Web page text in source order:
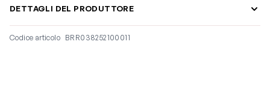
DETTAGLI DEL PRODUTTORE
Codice articolo BRR038252100011